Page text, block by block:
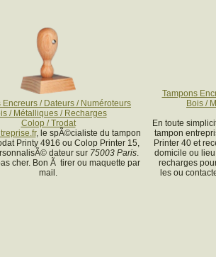
Encreurs / Dateurs / Numéroteurs
/ Métalliques / Recharges
Colop / Trodat
, le spÃ©cialiste du tampon
Printy 4916 ou Colop Printer 15,
dateur sur 75003 Paris.
cher. Bon Ã tirer ou maquette par
mail.
Tampons
Bois /
En toute
tampon
Printer 40 et
domicile ou
recharges
les ou